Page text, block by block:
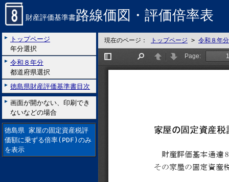
財産評価基準書路線価図・評価倍率表
トップページ
年分選択
令和８年分
都道府県選択
徳島県財産評価基準書目次
画面が開かない、印刷でき
ないなどの場合
徳島県 家屋の固定資産税評
価額に乗ずる倍率(PDF)のみ
を表示
現在のページ： トップページ > 令和８年分